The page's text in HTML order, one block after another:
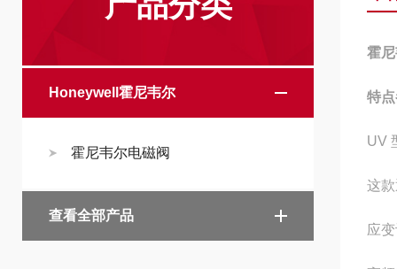
Honeywell霍尼韦尔
霍尼韦尔电磁阀
查看全部产品
霍
特
UV
这
应